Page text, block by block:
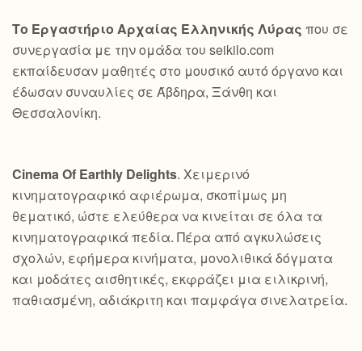
Το Εργαστήριο Αρχαίας Ελληνικής Λύρας που σε
συνεργασία με την ομάδα του seikilo.com
εκπαίδευσαν μαθητές στο μουσικό αυτό όργανο και
έδωσαν συναυλίες σε Άβδηρα, Ξάνθη και
Θεσσαλονίκη.
Cinema Of Earthly Delights. Χειμερινό
κινηματογραφικό αφιέρωμα, σκοπίμως μη
θεματικό, ώστε ελεύθερα να κινείται σε όλα τα
κινηματογραφικά πεδία. Πέρα από αγκυλώσεις
σχολών, εφήμερα κινήματα, μονολιθικά δόγματα
και μοδάτες αισθητικές, εκφράζει μια ειλικρινή,
παθιασμένη, αδιάκριτη και παμφάγα σινελατρεία.